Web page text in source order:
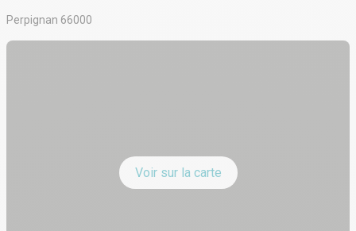
Perpignan 66000
Voir sur la carte